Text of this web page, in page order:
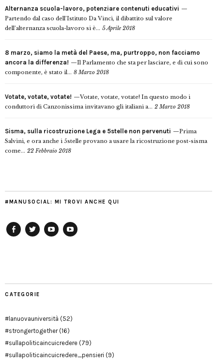
Alternanza scuola-lavoro, potenziare contenuti educativi
Partendo dal caso dell’Istituto Da Vinci, il dibattito sul valore
dell’alternanza scuola-lavoro si è... 5 Aprile 2018
8 marzo, siamo la metà del Paese, ma, purtroppo, non facciamo
ancora la differenza!
Il Parlamento che sta per lasciare, e di cui sono
componente, è stato il... 8 Marzo 2018
Votate, votate, votate!
Votate, votate, votate! In questo modo i
conduttori di Canzonissima invitavano gli italiani a... 2 Marzo 2018
Sisma, sulla ricostruzione Lega e 5stelle non pervenuti
Prima
Salvini, e ora anche i 5stelle provano a usare la ricostruzione post-sisma
come... 22 Febbraio 2018
#MANUSOCIAL: MI TROVI ANCHE QUI
CATEGORIE
#lanuovauniversità (52)
#strongertogether(16)
#sullapoliticaincuicredere (79)
#sullapoliticaincuicredere_pensieri (9)